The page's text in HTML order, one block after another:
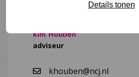
Details tonen
Kim Houben
adviseur
khouben@ncj.nl